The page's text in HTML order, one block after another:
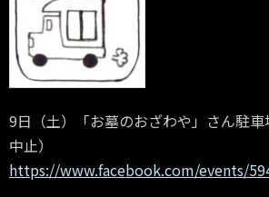
9日（土）「お墓のおざわや」さん駐
中止）
https://www.facebook.com/events/